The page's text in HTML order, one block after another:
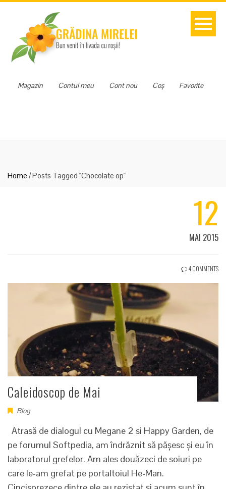
Favorite
Coș
Cont nou
Contul meu
Magazin
Home /Posts Tagged "Chocolate op"
12
MAI 2015
4 COMMENTS
Caleidoscop de Mai
Blog
Atrasă de dialogul cu Megane 2 si Happy Garden, de
pe forumul Softpedia, am îndrăznit să pășesc și eu în
laboratorul grefelor. Am ales douăzeci de soiuri pe
care le-am grefat pe portaltoiul He-Man.